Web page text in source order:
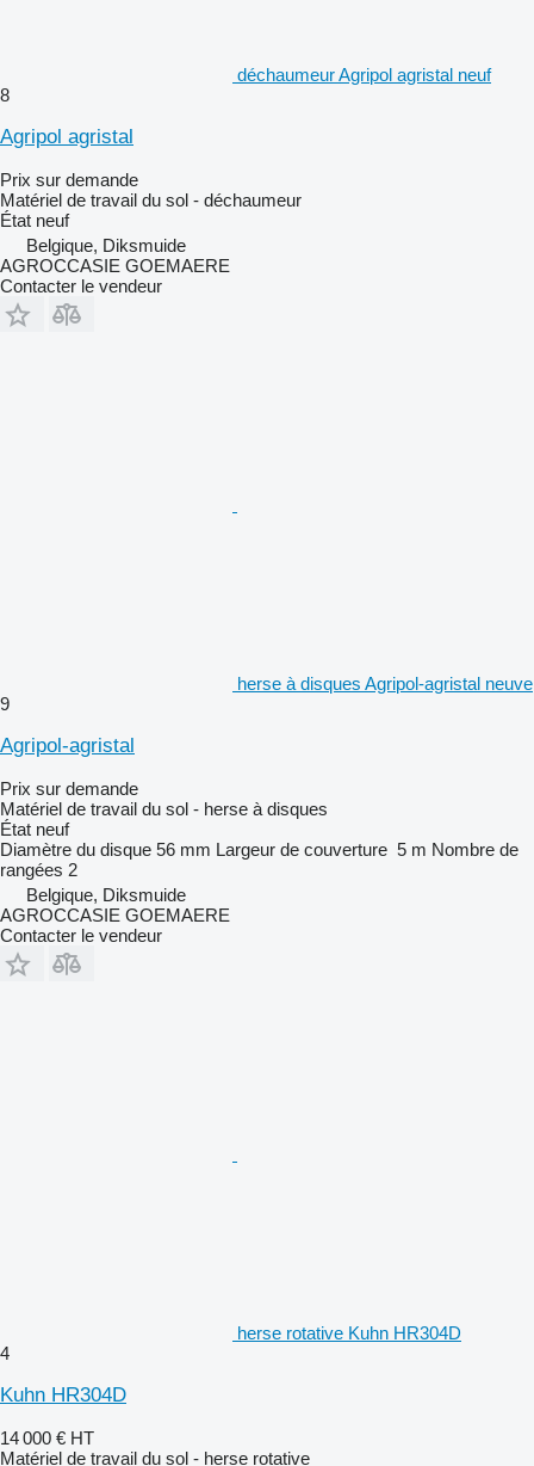
déchaumeur Agripol agristal neuf
8
Agripol agristal
Prix sur demande
Matériel de travail du sol - déchaumeur
État neuf
Belgique, Diksmuide
AGROCCASIE GOEMAERE
Contacter le vendeur
herse à disques Agripol-agristal neuve
9
Agripol-agristal
Prix sur demande
Matériel de travail du sol - herse à disques
État neuf
Diamètre du disque 56 mm Largeur de couverture 5 m Nombre de
rangées 2
Belgique, Diksmuide
AGROCCASIE GOEMAERE
Contacter le vendeur
herse rotative Kuhn HR304D
4
Kuhn HR304D
14 000 € HT
Matériel de travail du sol - herse rotative